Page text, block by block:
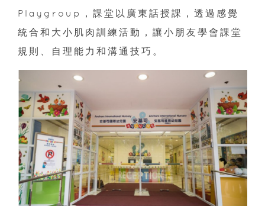
Playgroup，課堂以廣東話授課，透過感覺
統合和大小肌肉訓練活動，讓小朋友學會課堂
規則、自理能力和溝通技巧。